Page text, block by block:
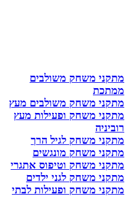
מתקני משחק משולבים
ממתכת
מתקני משחק משולבים מעץ
מתקני משחק ופעילות מעץ
רוביניה
מתקני משחק לגיל הרך
מתקני משחק מונגשים
מתקני משחק וטיפוס אתגרי
מתקני משחק לגני ילדים
מתקני משחק ופעילות לבתי